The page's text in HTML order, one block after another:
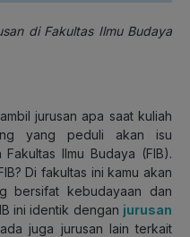
di Fakultas Ilmu Budaya
jurusan apa saat kuliah
yang peduli akan isu
Ilmu Budaya (FIB).
Di fakultas ini kamu akan
bersifat kebudayaan dan
ini identik dengan jurusan
juga jurusan lain terkait